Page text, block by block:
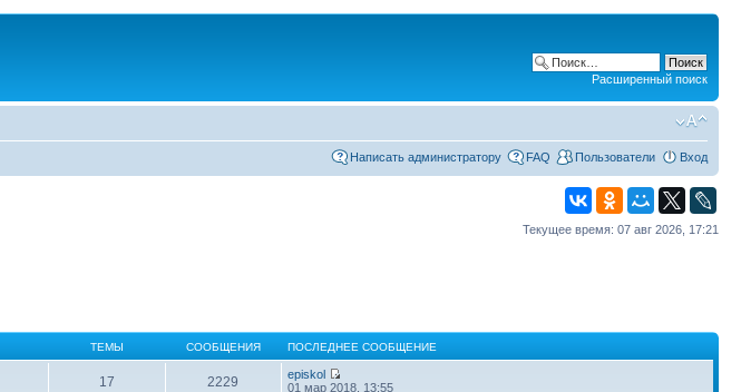
Расширенный поиск
Написать администратору FAQ Пользователи Вход
Текущее время: 07 авг 2026, 17:21
ТЕМЫ СООБЩЕНИЯ ПОСЛЕДНЕЕ СООБЩЕНИЕ
17 2229
episkol
01 мар 2018, 13:55